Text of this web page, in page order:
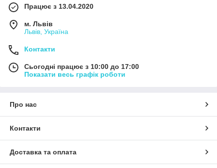
Працює з 13.04.2020
м. Львів
Львів, Україна
Контакти
Сьогодні працює з 10:00 до 17:00
Показати весь графік роботи
Про нас
Контакти
Доставка та оплата